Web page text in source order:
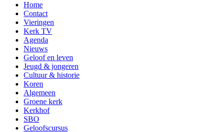
Home
Contact
Vieringen
Kerk TV
Agenda
Nieuws
Geloof en leven
Jeugd & jongeren
Cultuur & historie
Koren
Algemeen
Groene kerk
Kerkhof
SBO
Geloofscursus